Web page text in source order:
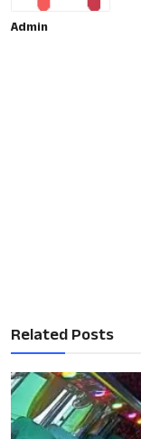
Admin
Related Posts